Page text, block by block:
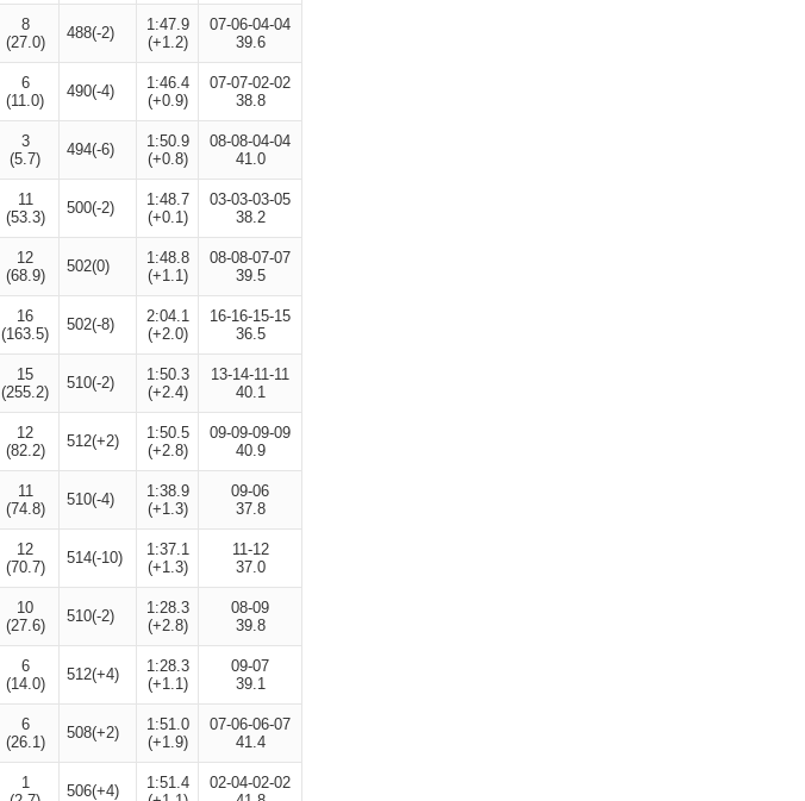
8
(27.0)
488(-2)
1:47.9
(+1.2)
07-06-04-04
39.6
6
(11.0)
490(-4)
1:46.4
(+0.9)
07-07-02-02
38.8
3
(5.7)
494(-6)
1:50.9
(+0.8)
08-08-04-04
41.0
11
(53.3)
500(-2)
1:48.7
(+0.1)
03-03-03-05
38.2
12
(68.9)
502(0)
1:48.8
(+1.1)
08-08-07-07
39.5
16
(163.5)
502(-8)
2:04.1
(+2.0)
16-16-15-15
36.5
15
(255.2)
510(-2)
1:50.3
(+2.4)
13-14-11-11
40.1
12
(82.2)
512(+2)
1:50.5
(+2.8)
09-09-09-09
40.9
11
(74.8)
510(-4)
1:38.9
(+1.3)
09-06
37.8
12
(70.7)
514(-10)
1:37.1
(+1.3)
11-12
37.0
10
(27.6)
510(-2)
1:28.3
(+2.8)
08-09
39.8
6
(14.0)
512(+4)
1:28.3
(+1.1)
09-07
39.1
6
(26.1)
508(+2)
1:51.0
(+1.9)
07-06-06-07
41.4
1
506(+4)
1:51.4
02-04-02-02